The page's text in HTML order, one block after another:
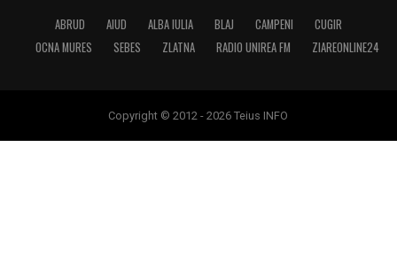
ABRUD AIUD ALBA IULIA BLAJ CAMPENI
CUGIR
OCNA MURES
SEBES ZLATNA RADIO UNIREA FM ZIAREONLINE24
Copyright © 2012 - 2026 Teius INFO